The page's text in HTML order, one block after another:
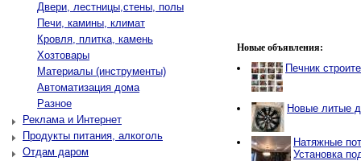
Двери, лестницы,стены, полы
Печи, камины, климат
Кровля, плитка, камень
Хозтовары
Материалы (инструменты)
Автоматизация дома
Разное
Реклама и Интернет
Продукты питания, алкоголь
Отдам даром
Новые объявления:
Печник
Новые литые
Натяжные
Установка